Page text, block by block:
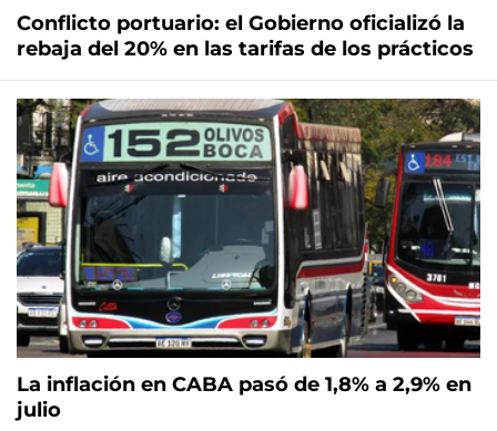
Conflicto portuario: el Gobierno oficializó la
rebaja del 20% en las tarifas de los prácticos
La inflación en CABA pasó de 1,8% a 2,9% en
julio